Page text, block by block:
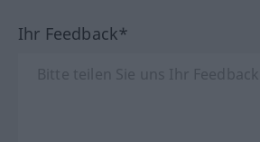
Ihr Feedback*